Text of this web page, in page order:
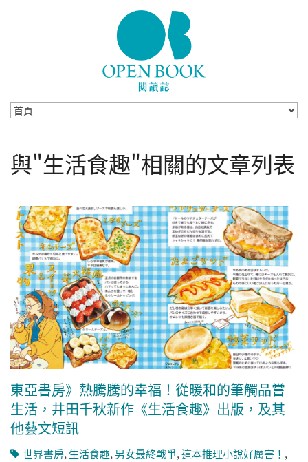
與"生活食趣"相關的文章列表
東亞書房》熱騰騰的幸福！從暖和的筆觸品嘗
生活，井田千秋新作《生活食趣》出版，及其
他藝文短訊
世界書房,生活食趣,男女最終戰爭,這本推理小說好厲害！ ,